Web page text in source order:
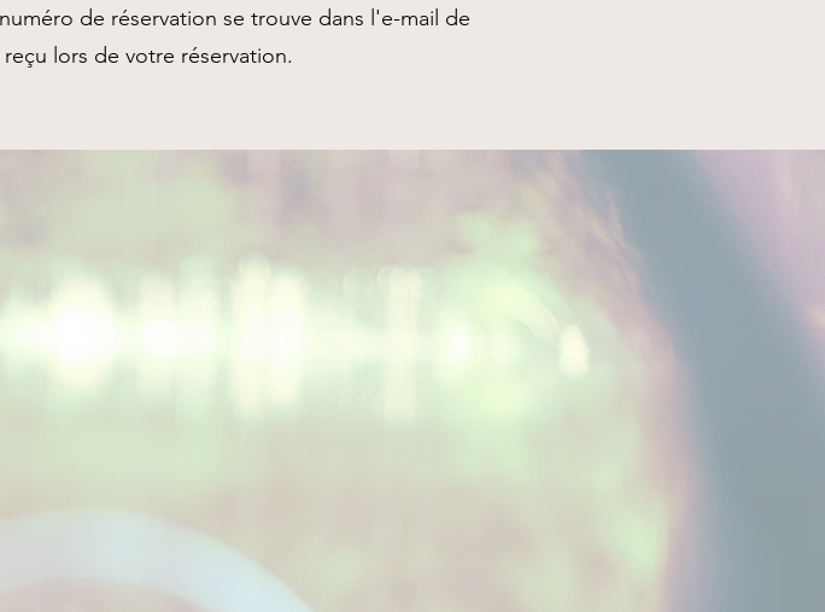
de réservation se trouve dans l'e-mail de
lors de votre réservation.